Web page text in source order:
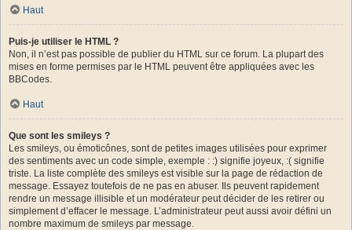
Haut
Puis-je utiliser le HTML ?
Non, il n’est pas possible de publier du HTML sur ce forum. La plupart des
mises en forme permises par le HTML peuvent être appliquées avec les
BBCodes.
Haut
Que sont les smileys ?
Les smileys, ou émoticônes, sont de petites images utilisées pour exprimer
des sentiments avec un code simple, exemple : :) signifie joyeux, :( signifie
triste. La liste complète des smileys est visible sur la page de rédaction de
message. Essayez toutefois de ne pas en abuser. Ils peuvent rapidement
rendre un message illisible et un modérateur peut décider de les retirer ou
simplement d’effacer le message. L’administrateur peut aussi avoir défini un
nombre maximum de smileys par message.